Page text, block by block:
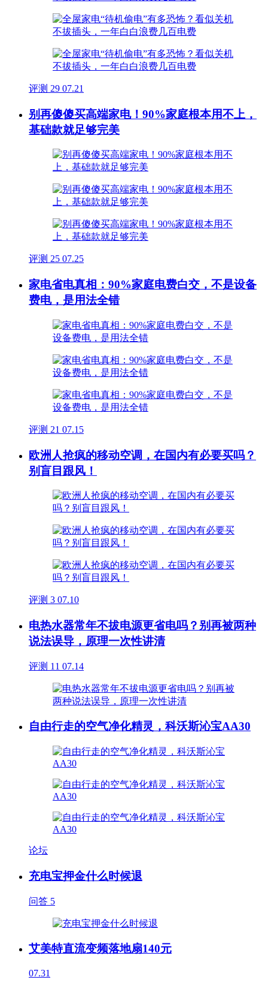
评测 29 07.21
别再傻傻买高端家电！90%家庭根本用不上，
基础款就足够完美
评测 25 07.25
家电省电真相：90%家庭电费白交，不是设备
费电，是用法全错
评测 21 07.15
欧洲人抢疯的移动空调，在国内有必要买吗？
别盲目跟风！
评测 3 07.10
电热水器常年不拔电源更省电吗？别再被两种
说法误导，原理一次性讲清
评测 11 07.14
自由行走的空气净化精灵，科沃斯沁宝AA30
论坛
充电宝押金什么时候退
问答 5
艾美特直流变频落地扇140元
07.31